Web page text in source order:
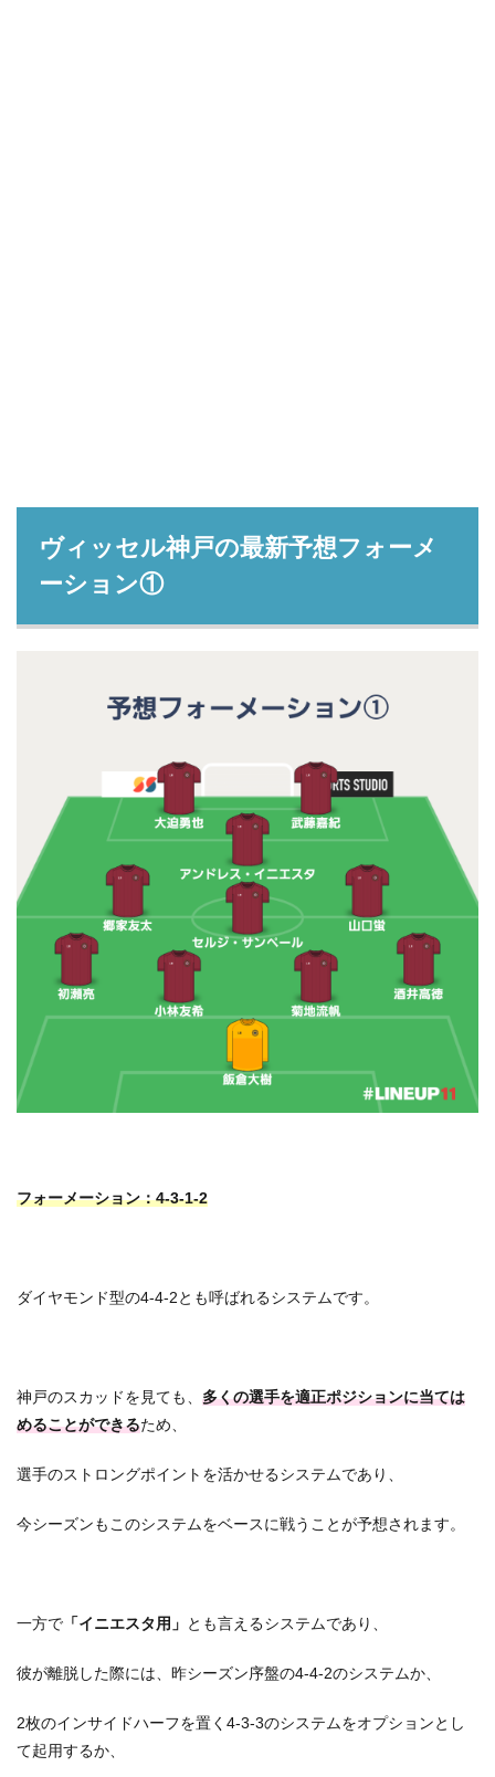
ヴィッセル神戸の最新予想フォーメ
ーション①
フォーメーション：4-3-1-2
ダイヤモンド型の4-4-2とも呼ばれるシステムです。
神戸のスカッドを見ても、 多くの選手を適正ポジションに当ては
めることができるため、
選手のストロングポイントを活かせるシステムであり、
今シーズンもこのシステムをベースに戦うことが予想されます。
一方で 「イニエスタ用」 とも言えるシステムであり、
彼が離脱した際には、昨シーズン序盤の4-4-2のシステムか、
2枚のインサイドハーフを置く4-3-3のシステムをオプションとし
て起用するか、